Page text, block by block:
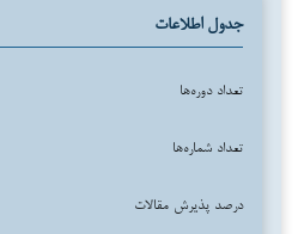
جدول اطلاعات
تعداد دوره‌ها
تعداد شماره‌ها
درصد پذیرش مقالات